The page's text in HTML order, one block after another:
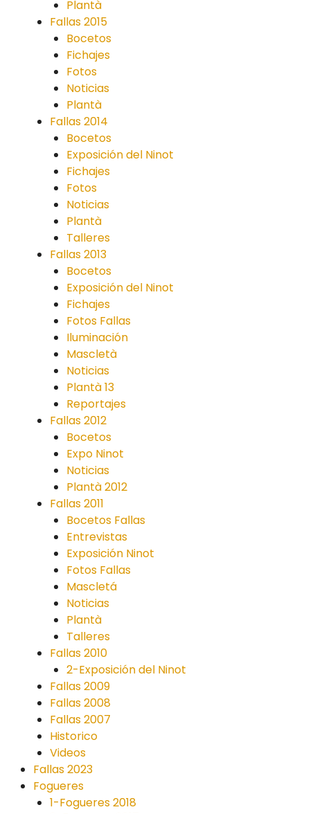
Plantà
Fallas 2015
Bocetos
Fichajes
Fotos
Noticias
Plantà
Fallas 2014
Bocetos
Exposición del Ninot
Fichajes
Fotos
Noticias
Plantà
Talleres
Fallas 2013
Bocetos
Exposición del Ninot
Fichajes
Fotos Fallas
Iluminación
Mascletà
Noticias
Plantà 13
Reportajes
Fallas 2012
Bocetos
Expo Ninot
Noticias
Plantà 2012
Fallas 2011
Bocetos Fallas
Entrevistas
Exposición Ninot
Fotos Fallas
Mascletá
Noticias
Plantà
Talleres
Fallas 2010
2-Exposición del Ninot
Fallas 2009
Fallas 2008
Fallas 2007
Historico
Videos
Fallas 2023
Fogueres
1-Fogueres 2018